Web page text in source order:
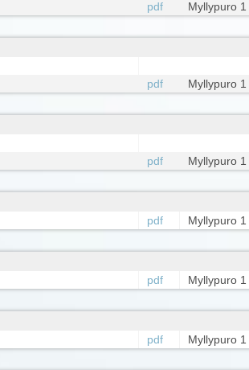
pdf Myllypuro 1
pdf Myllypuro 1
pdf Myllypuro 1
pdf Myllypuro 1
pdf Myllypuro 1
pdf Myllypuro 1